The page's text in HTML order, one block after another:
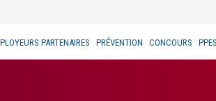
PARTENAIRES PRÉVENTION CONCOURS